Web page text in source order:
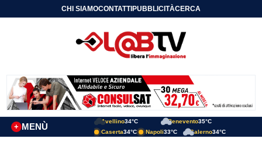
CHI SIAMOCONTATTIPUBBLICITÀCERCA
MENÙ
+
Avellino34°C Benevento35°C
Caserta34°C Napoli33°C Salerno34°C